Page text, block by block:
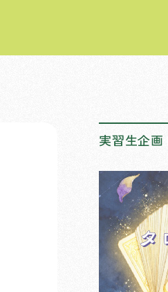
実習生企画